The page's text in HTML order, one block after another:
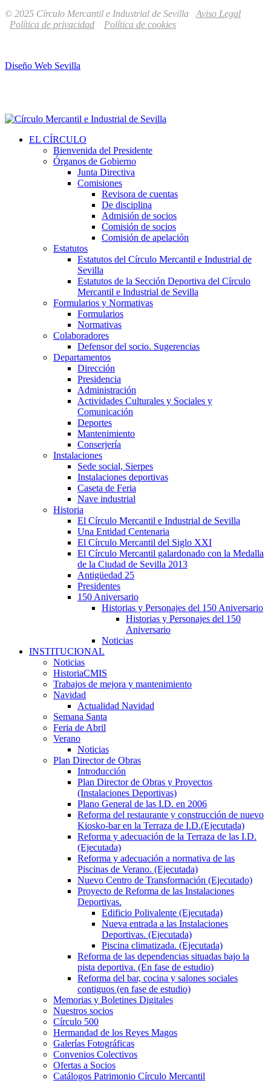
© 2025 Círculo Mercantil e Industrial de Sevilla Aviso Legal
Política de privacidad
Política de cookies
Diseño Web Sevilla
EL CÍRCULO
Bienvenida del Presidente
Órganos de Gobierno
Junta Directiva
Comisiones
Revisora de cuentas
De disciplina
Admisión de socios
Comisión de socios
Comisión de apelación
Estatutos
Estatutos del Círculo Mercantil e Industrial de
Sevilla
Estatutos de la Sección Deportiva del Círculo
Mercantil e Industrial de Sevilla
Formularios y Normativas
Formularios
Normativas
Colaboradores
Defensor del socio. Sugerencias
Departamentos
Dirección
Presidencia
Administración
Actividades Culturales y Sociales y
Comunicación
Deportes
Mantenimiento
Conserjería
Instalaciones
Sede social, Sierpes
Instalaciones deportivas
Caseta de Feria
Nave industrial
Historia
El Círculo Mercantil e Industrial de Sevilla
Una Entidad Centenaria
El Círculo Mercantil del Siglo XXI
El Círculo Mercantil galardonado con la Medalla
de la Ciudad de Sevilla 2013
Antigüedad 25
Presidentes
150 Aniversario
Historias y Personajes del 150 Aniversario
Historias y Personajes del 150
Aniversario
Noticias
INSTITUCIONAL
Noticias
HistoriaCMIS
Trabajos de mejora y mantenimiento
Navidad
Actualidad Navidad
Semana Santa
Feria de Abril
Verano
Noticias
Plan Director de Obras
Introducción
Plan Director de Obras y Proyectos
(Instalaciones Deportivas)
Plano General de las I.D. en 2006
Reforma del restaurante y construcción de nuevo
Kiosko-bar en la Terraza de I.D.(Ejecutada)
Reforma y adecuación de la Terraza de las I.D.
(Ejecutada)
Reforma y adecuación a normativa de las
Piscinas de Verano. (Ejecutada)
Nuevo Centro de Transformación (Ejecutado)
Proyecto de Reforma de las Instalaciones
Deportivas.
Edificio Polivalente (Ejecutada)
Nueva entrada a las Instalaciones
Deportivas. (Ejecutada)
Piscina climatizada. (Ejecutada)
Reforma de las dependencias situadas bajo la
pista deportiva. (En fase de estudio)
Reforma del bar, cocina y salones sociales
contiguos (en fase de estudio)
Memorias y Boletines Digitales
Nuestros socios
Círculo 500
Hermandad de los Reyes Magos
Galerías Fotográficas
Convenios Colectivos
Ofertas a Socios
Catálogos Patrimonio Círculo Mercantil